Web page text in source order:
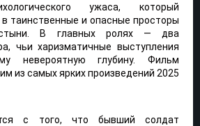
ужаса, который
в таинственные и опасные просторы
В главных ролях — два
чьи харизматичные выступления
невероятную глубину. Фильм
из самых ярких произведений 2025
с того, что бывший солдат